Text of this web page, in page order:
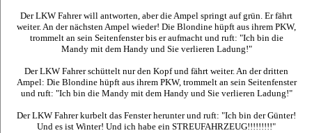
Der LKW Fahrer will antworten, aber die Ampel springt auf grün. Er fährt
weiter. An der nächsten Ampel wieder! Die Blondine hüpft aus ihrem PKW,
trommelt an sein Seitenfenster bis er aufmacht und ruft: "Ich bin die
Mandy mit dem Handy und Sie verlieren Ladung!"
Der LKW Fahrer schüttelt nur den Kopf und fährt weiter. An der dritten
Ampel: Die Blondine hüpft aus ihrem PKW, trommelt an sein Seitenfenster
und ruft: "Ich bin die Mandy mit dem Handy und Sie verlieren Ladung!"
Der LKW Fahrer kurbelt das Fenster herunter und ruft: "Ich bin der Günter!
Und es ist Winter! Und ich habe ein STREUFAHRZEUG!!!!!!!!!"